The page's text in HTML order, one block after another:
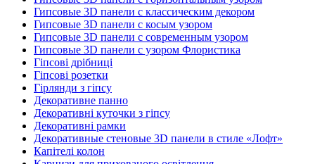
Гипсовые 3D панели с классическим декором
Гипсовые 3D панели с косым узором
Гипсовые 3D панели с современным узором
Гипсовые 3D панели с узором Флористика
Гіпсові дрібниці
Гіпсові розетки
Гірлянди з гіпсу
Декоративне панно
Декоративні куточки з гіпсу
Декоративні рамки
Декоративные стеновые 3D панели в стиле «Лофт»
Капітелі колон